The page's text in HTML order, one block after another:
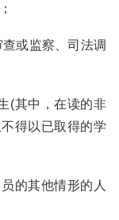
或监察、司法调
(其中，在读的非
得以已取得的学
的其他情形的人